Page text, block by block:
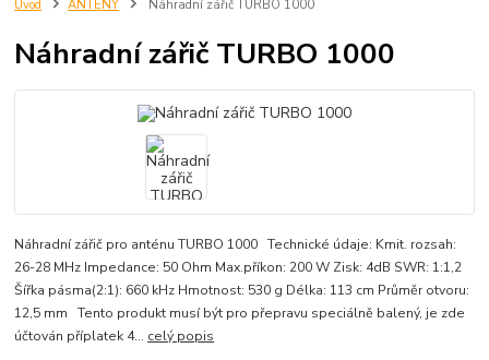
Úvod ANTÉNY Náhradní zářič TURBO 1000
Náhradní zářič TURBO 1000
Náhradní zářič pro anténu TURBO 1000 Technické údaje: Kmit. rozsah:
26-28 MHz Impedance: 50 Ohm Max.příkon: 200 W Zisk: 4dB SWR: 1:1,2
Šířka pásma(2:1): 660 kHz Hmotnost: 530 g Délka: 113 cm Průměr otvoru:
12,5 mm Tento produkt musí být pro přepravu speciálně balený, je zde
účtován příplatek 4... celý popis